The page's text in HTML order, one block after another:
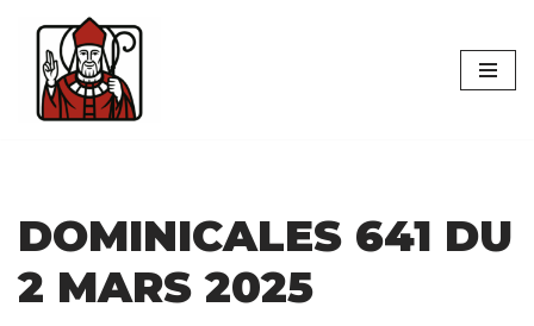
Aller
contenu
DOMINICALES 641 DU
2 MARS 2025